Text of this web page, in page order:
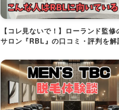
【コレ見ないで！】ローランド監修
サロン『RBL』の口コミ・評判を解